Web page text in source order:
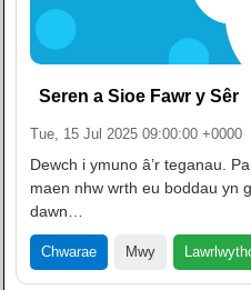
Seren a Sioe Fawr y Sêr
Tue, 15 Jul 2025 09:00:00 +0000
Dewch i ymuno â’r teganau.
maen nhw wrth eu boddau yn
dawn…
Chwarae Mwy